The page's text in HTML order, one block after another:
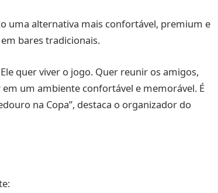
uma alternativa mais confortável, premium e
bares tradicionais.
quer viver o jogo. Quer reunir os amigos,
um ambiente confortável e memorável. É
na Copa”, destaca o organizador do